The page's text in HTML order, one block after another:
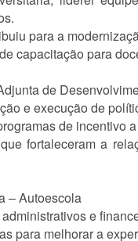
para a
capacitação para
de
e execução de
de incentivo
fortaleceram a
– Autoescola
e
para melhorar a